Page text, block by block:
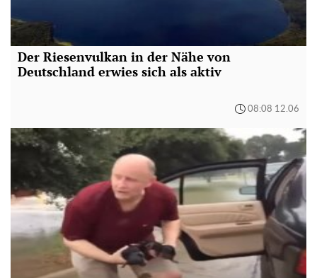
Der Riesenvulkan in der Nähe von
Deutschland erwies sich als aktiv
08:08 12.06